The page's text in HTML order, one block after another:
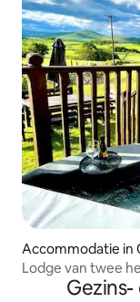
Accommodatie in
Lodge van twee